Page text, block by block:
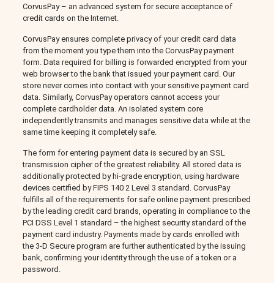
CorvusPay – an advanced system for secure acceptance of
credit cards on the Internet.
CorvusPay ensures complete privacy of your credit card data
from the moment you type them into the CorvusPay payment
form. Data required for billing is forwarded encrypted from your
web browser to the bank that issued your payment card. Our
store never comes into contact with your sensitive payment card
data. Similarly, CorvusPay operators cannot access your
complete cardholder data. An isolated system core
independently transmits and manages sensitive data while at the
same time keeping it completely safe.
The form for entering payment data is secured by an SSL
transmission cipher of the greatest reliability. All stored data is
additionally protected by hi-grade encryption, using hardware
devices certified by FIPS 140 2 Level 3 standard. CorvusPay
fulfills all of the requirements for safe online payment prescribed
by the leading credit card brands, operating in compliance to the
PCI DSS Level 1 standard – the highest security standard of the
payment card industry. Payments made by cards enrolled with
the 3-D Secure program are further authenticated by the issuing
bank, confirming your identity through the use of a token or a
password.